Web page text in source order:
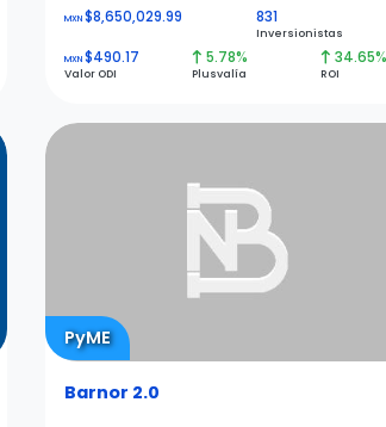
MXN$8,650,029.99 831
Inversionistas
MXN$490.17
Valor ODI
5.78%
Plusvalía
34.65%
ROI
PyME
Barnor 2.0